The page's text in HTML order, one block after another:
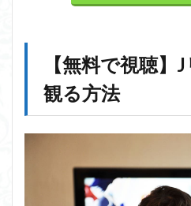
【無料で視聴
観る方法